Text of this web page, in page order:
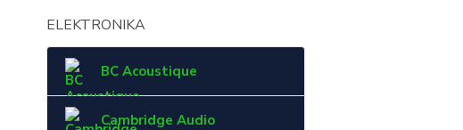
ELEKTRONIKA
BC Acoustique
Cambridge Audio